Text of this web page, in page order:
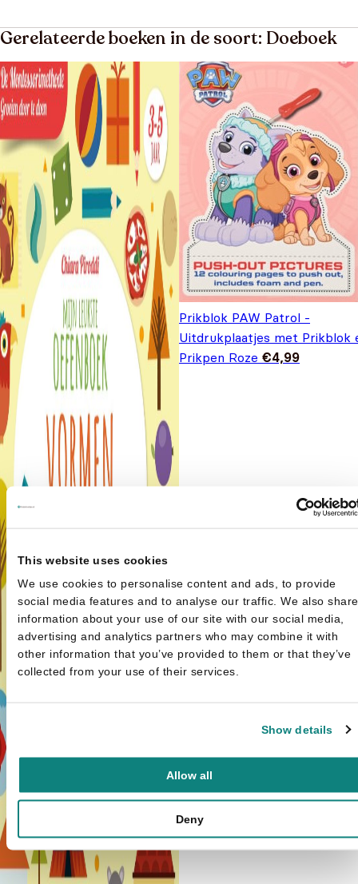
This website uses cookies
We use cookies to personalise content and ads, to provide
social media features and to analyse our traffic. We also share
information about your use of our site with our social media,
advertising and analytics partners who may combine it with
other information that you’ve provided to them or that they’ve
collected from your use of their services.
Show details
Allow all
Deny
Gerelateerde boeken in de soort: Doeboek
Prikblok PAW Patrol -
Uitdrukplaatjes met Prikblok
Prikpen Roze €4,99